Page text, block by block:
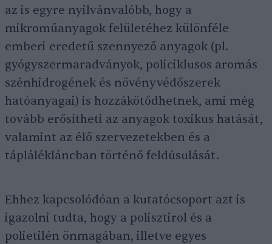
az is egyre nyilvánvalóbb, hogy a
mikroműanyagok felületéhez különféle
emberi eredetű szennyező anyagok (pl.
gyógyszermaradványok, policiklusos aromás
szénhidrogének és növényvédőszerek
hatóanyagai) is hozzákötődhetnek, ami még
tovább erősítheti az anyagok toxikus hatását,
valamint az élő szervezetekben és a
táplálékláncban történő feldúsulását.
Ehhez kapcsolódóan a kutatócsoport azt is
igazolni tudta, hogy a polisztirol és a
polietilén önmagában, illetve egyes